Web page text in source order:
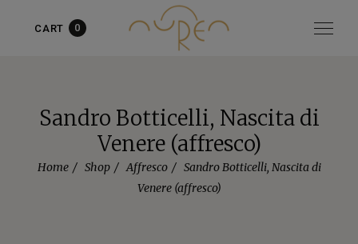
CART 0
Sandro Botticelli, Nascita di
Venere (affresco)
Home Shop Affresco
Sandro Botticelli, Nascita di
Venere (affresco)
Articolo aggiunto al carrello!vedi il carrello
continua